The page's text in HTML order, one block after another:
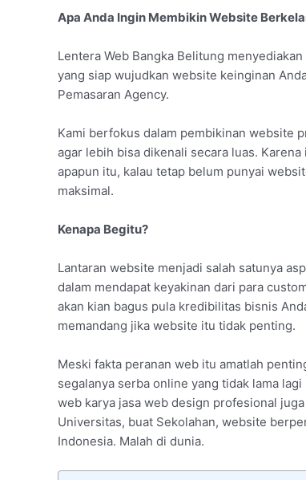
Apa Anda Ingin Membikin Website
Lentera Web Bangka Belitung
yang siap wujudkan website keinginan
Pemasaran Agency.
Kami berfokus dalam pembikinan website
agar lebih bisa dikenali secara luas.
apapun itu, kalau tetap belum punyai
maksimal.
Kenapa Begitu?
Lantaran website menjadi salah satunya
dalam mendapat keyakinan dari para
akan kian bagus pula kredibilitas bisnis
memandang jika website itu tidak penting.
Meski fakta peranan web itu amatlah
segalanya serba online yang tidak lama
web karya jasa web design profesional
Universitas, buat Sekolahan, website
Indonesia. Malah di dunia.